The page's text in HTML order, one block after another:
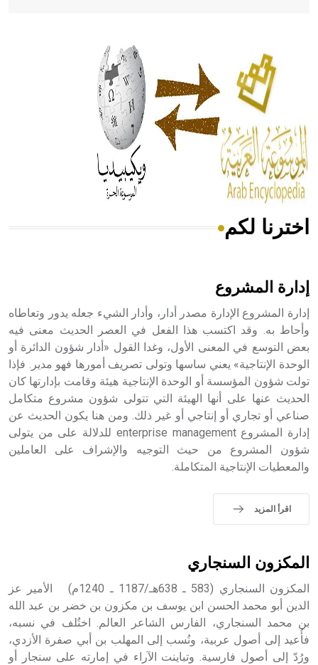
الحكم، الأدلة، تنظيم التغذية، ورسالته في جروح الرأس. ويعود
له الفضل بأنه حرر الطب من الدين والفلسفة.
- هل تعلم أن المرجان إفراز حيواني يتكون في البحر ويتركب
من مادة كربونات الكلسيوم، وهو أحمر أو شديد الحمرة وهو
أجود أنواعه، ويمتاز بكبر الحجم ويسمى الش
هل تعلم أن الأبسيد كلمة فرنسية اللفظ تم اعتمادها مصطلحاً
- هل تعلم أن أبجر Abgar اسم معروف جيداً يعود إلى عدد من
الملوك الذين حكموا مدينة إديسا (الرها) من أبجر الأول وحتى
التاسع، وهم ينتسبون إلى أسرة أوسروين
- هل تعلم أن الأبجدية الكنعانية تتألف من /22/ علامة كتابية
sign تكتب منفصلة غير متصلة، وتعتمد المبدأ الأكوروفوني،
اخترنا لكم
إدارة المشروع
إدارة المشروع الإدارة مصدر أدار، وأدار الشيء جعله يدور وتعاطاه
وأحاط به. وقد اكتسب هذا الفعل في العصر الحديث معنى فيه
بعض التوسع في المعنى الأول، وغدا القول «أدار شؤون الدائرة أو
الوحدة الإنتاجية» يعني ساسها وتولى تصريف أمورها فهو مدير. فإذا
تولت شؤون المؤسسة أو الوحدة الإنتاجية هيئة وقامت بإدارتها كان
الحديث عنها على أنها الهيئة التي تتولى شؤون مشروع متكامل
صناعي أو تجاري أو إنتاجي أو غير ذلك. ومن هنا يكون الحديث عن
إدارة المشروع enterprise management للدلالة على من يتولى
شؤون المشروع من حيث التوجيه والإشراف على العاملين
والمعطيات الإنتاجية المتكاملة.
اقرأ المزيد
المكزون السنجاري
المكزون السنجاري (583 ـ 638هـ/1187 ـ 1240م) الأمير عز
الدين أبو محمد الحسن ابن يوسف بن مكزون بن خضر بن عبد الله
بن محمد السنجاري، الفارس الشاعر العالم. اختُلف في نسبه،
فأُعيد إلى أصول عربية، ونُسب إلى المهلب بن أبي صفرة الأزدي،
ورُدّ إلى أصول فارسية. وتباينت الآراء في إمارته على سنجار أو